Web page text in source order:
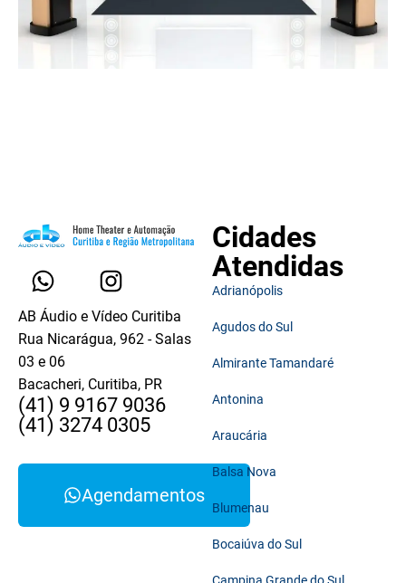
AB Áudio e Vídeo Curitiba
Rua Nicarágua, 962 - Salas
03 e 06
Bacacheri, Curitiba, PR
(41) 9 9167 9036
(41) 3274 0305
Agendamentos
Cidades
Atendidas
Adrianópolis
Agudos do Sul
Almirante Tamandaré
Antonina
Araucária
Balsa Nova
Blumenau
Bocaiúva do Sul